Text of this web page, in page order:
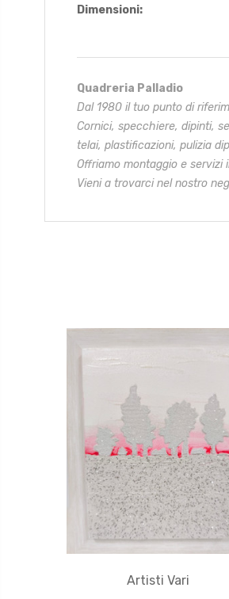
Dimensioni:
Quadreria Palladio
Dal 1980 il tuo punto di
Cornici, specchiere, dipinti,
telai, plastificazioni, pulizia
Offriamo montaggio e servizi
Vieni a trovarci nel nostro
Artisti Vari